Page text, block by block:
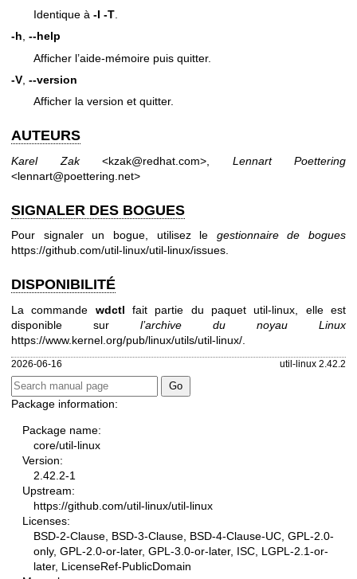
Identique à -I -T
-h --help
Afficher l’aide-mémoire puis quitter.
-V --version
Afficher la version et quitter.
AUTEURS
Karel Zak<kzak@redhat.com>, Lennart Poettering
<lennart@poettering.net>
SIGNALER DES BOGUES
Pour signaler un bogue, utilisez le gestionnaire de bogues
https://github.com/util-linux/util-linux/issues.
DISPONIBILITÉ
La commande wdctl fait partie du paquet util-linux, elle est
disponible sur l’archive du noyau Linux
https://www.kernel.org/pub/linux/utils/util-linux/
2026-06-16 util-linux 2.42.2
Package information:
Package name:
core/util-linux
Version:
2.42.2-1
Upstream:
https://github.com/util-linux/util-linux
Licenses:
BSD-2-Clause, BSD-3-Clause, BSD-4-Clause-UC, GPL-2.0-
only, GPL-2.0-or-later, GPL-3.0-or-later, ISC, LGPL-2.1-or-
later, LicenseRef-PublicDomain